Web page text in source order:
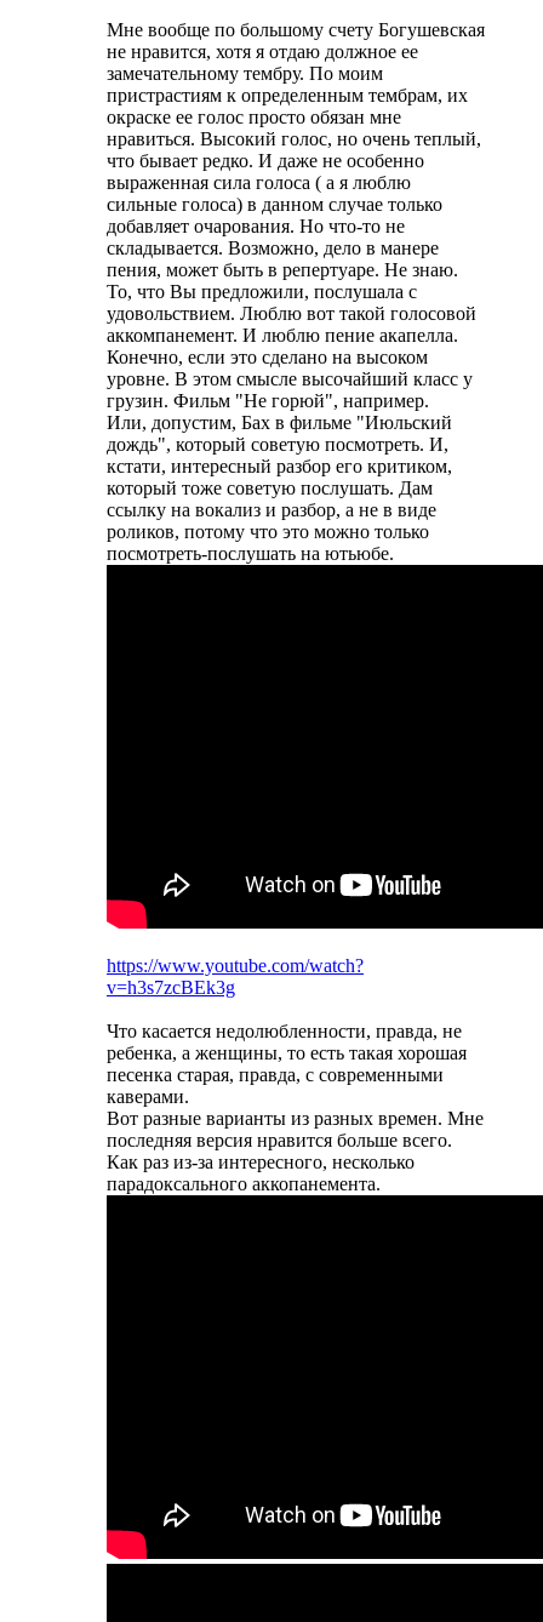
Мне вообще по большому счету Богушевская
не нравится, хотя я отдаю должное ее
замечательному тембру. По моим
пристрастиям к определенным тембрам, их
окраске ее голос просто обязан мне
нравиться. Высокий голос, но очень теплый,
что бывает редко. И даже не особенно
выраженная сила голоса ( а я люблю
сильные голоса) в данном случае только
добавляет очарования. Но что-то не
складывается. Возможно, дело в манере
пения, может быть в репертуаре. Не знаю.
То, что Вы предложили, послушала с
удовольствием. Люблю вот такой голосовой
аккомпанемент. И люблю пение акапелла.
Конечно, если это сделано на высоком
уровне. В этом смысле высочайший класс у
грузин. Фильм "Не горюй", например.
Или, допустим, Бах в фильме "Июльский
дождь", который советую посмотреть. И,
кстати, интересный разбор его критиком,
который тоже советую послушать. Дам
ссылку на вокализ и разбор, а не в виде
роликов, потому что это можно только
посмотреть-послушать на ютьюбе.
https://www.youtube.com/watch?
v=h3s7zcBEk3g
Что касается недолюбленности, правда, не
ребенка, а женщины, то есть такая хорошая
песенка старая, правда, с современными
каверами.
Вот разные варианты из разных времен. Мне
последняя версия нравится больше всего.
Как раз из-за интересного, несколько
парадоксального аккопанемента.